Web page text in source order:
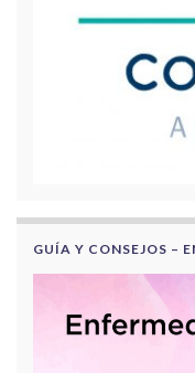
GUÍA Y CONSEJOS –